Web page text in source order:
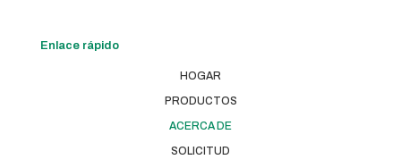
Enlace rápido
HOGAR
PRODUCTOS
ACERCA DE
SOLICITUD